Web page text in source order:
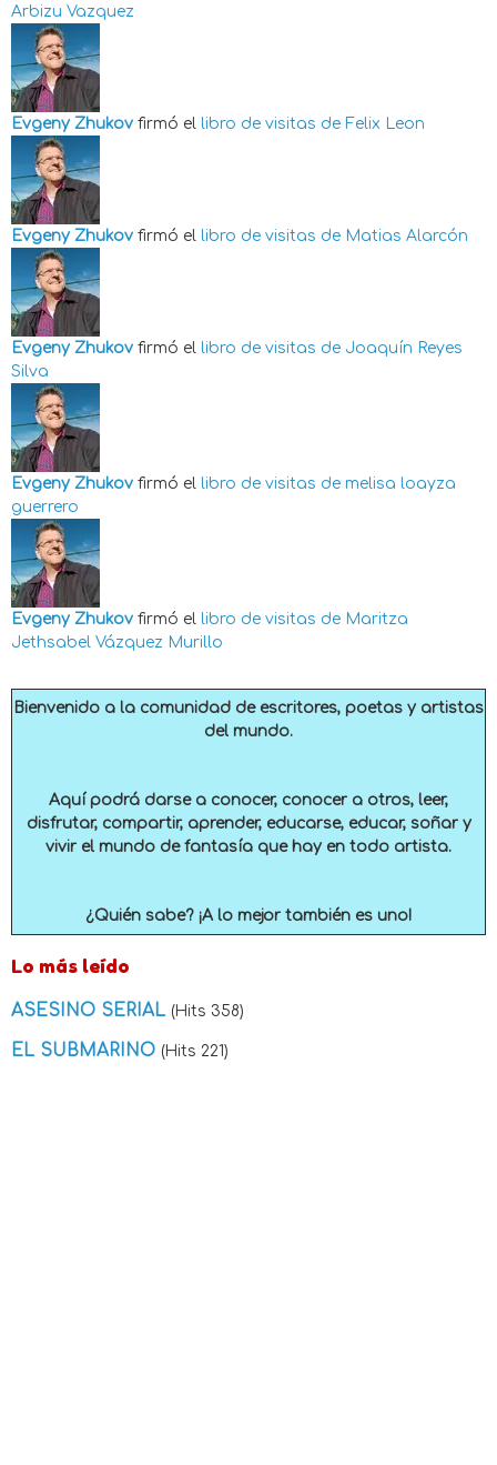
Arbizu Vazquez
Evgeny Zhukov firmó el libro de visitas de Felix Leon
Evgeny Zhukov firmó el libro de visitas de Matias Alarcón
Evgeny Zhukov firmó el libro de visitas de Joaquín Reyes
Silva
Evgeny Zhukov firmó el libro de visitas de melisa loayza
guerrero
Evgeny Zhukov firmó el libro de visitas de Maritza
Jethsabel Vázquez Murillo
Bienvenido a la comunidad de escritores, poetas y artistas
del mundo.
Aquí podrá darse a conocer, conocer a otros, leer,
disfrutar, compartir, aprender, educarse, educar, soñar y
vivir el mundo de fantasía que hay en todo artista.
¿Quién sabe? ¡A lo mejor también es uno!
Lo más leído
ASESINO SERIAL (Hits 358)
EL SUBMARINO (Hits 221)